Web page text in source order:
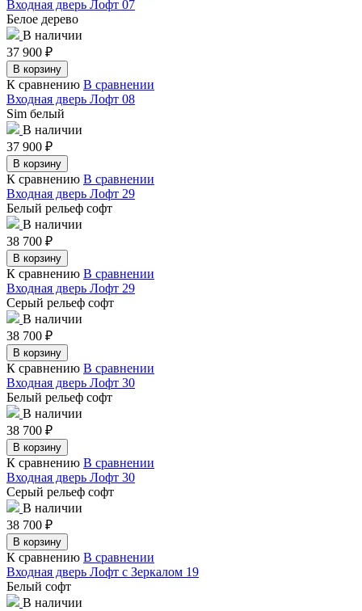
Входная дверь Лофт 07
Белое дерево
В наличии
37 900 ₽
В корзину
К сравнению В сравнении
Входная дверь Лофт 08
Sim белый
В наличии
37 900 ₽
В корзину
К сравнению В сравнении
Входная дверь Лофт 29
Белый рельеф софт
В наличии
38 700 ₽
В корзину
К сравнению В сравнении
Входная дверь Лофт 29
Серый рельеф софт
В наличии
38 700 ₽
В корзину
К сравнению В сравнении
Входная дверь Лофт 30
Белый рельеф софт
В наличии
38 700 ₽
В корзину
К сравнению В сравнении
Входная дверь Лофт 30
Серый рельеф софт
В наличии
38 700 ₽
В корзину
К сравнению В сравнении
Входная дверь Лофт с Зеркалом 19
Белый софт
В наличии